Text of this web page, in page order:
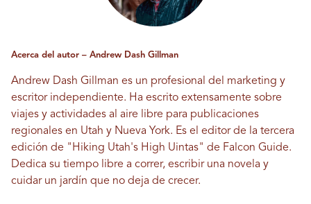
Acerca del autor – Andrew Dash Gillman
Andrew Dash Gillman es un profesional del marketing y
escritor independiente. Ha escrito extensamente sobre
viajes y actividades al aire libre para publicaciones
regionales en Utah y Nueva York. Es el editor de la tercera
edición de "Hiking Utah's High Uintas" de Falcon Guide.
Dedica su tiempo libre a correr, escribir una novela y
cuidar un jardín que no deja de crecer.